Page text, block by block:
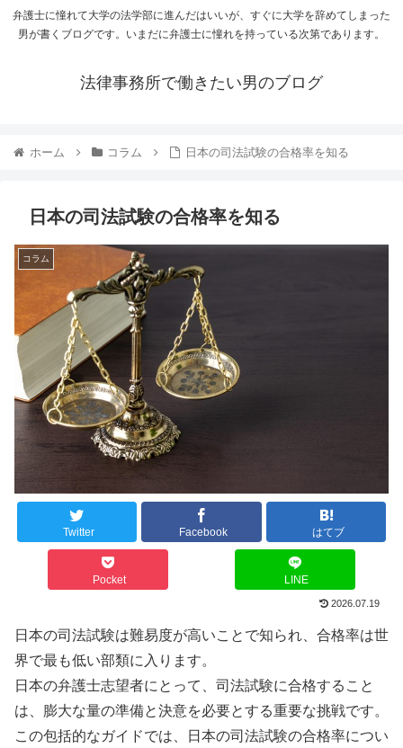
弁護士に憧れて大学の法学部に進んだはいいが、すぐに大学を辞めてしまった
男が書くブログです。いまだに弁護士に憧れを持っている次第であります。
法律事務所で働きたい男のブログ
ホーム コラム 日本の司法試験の合格率を知る
日本の司法試験の合格率を知る
コラム
Twitter Facebook はてブ
Pocket LINE
2026.07.19
日本の司法試験は難易度が高いことで知られ、合格率は世
界で最も低い部類に入ります。
日本の弁護士志望者にとって、司法試験に合格すること
は、膨大な量の準備と決意を必要とする重要な挑戦です。
この包括的なガイドでは、日本の司法試験の合格率につい